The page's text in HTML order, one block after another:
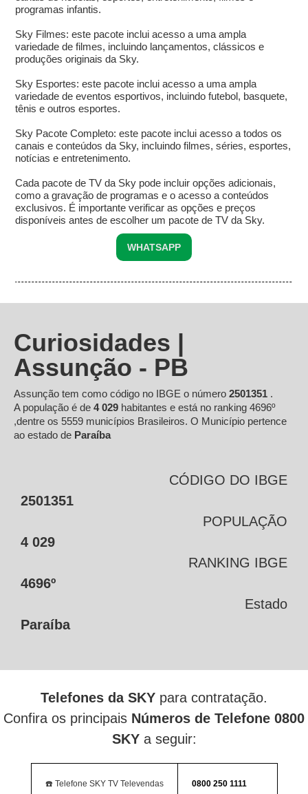
programas infantis.
Sky Filmes: este pacote inclui acesso a uma ampla
variedade de filmes, incluindo lançamentos, clássicos e
produções originais da Sky.
Sky Esportes: este pacote inclui acesso a uma ampla
variedade de eventos esportivos, incluindo futebol, basquete,
tênis e outros esportes.
Sky Pacote Completo: este pacote inclui acesso a todos os
canais e conteúdos da Sky, incluindo filmes, séries, esportes,
notícias e entretenimento.
Cada pacote de TV da Sky pode incluir opções adicionais,
como a gravação de programas e o acesso a conteúdos
exclusivos. É importante verificar as opções e preços
disponíveis antes de escolher um pacote de TV da Sky.
WHATSAPP
Curiosidades |
Assunção - PB
Assunção tem como código no IBGE o número 2501351 .
A população é de 4 029 habitantes e está no ranking 4696º
,dentre os 5559 municípios Brasileiros. O Município pertence
ao estado de Paraíba
CÓDIGO DO IBGE
2501351
POPULAÇÃO
4 029
RANKING IBGE
4696º
Estado
Paraíba
Telefones da SKY para contratação.
Confira os principais Números de Telefone 0800
SKYa seguir:
☎️ Telefone SKY TV Televendas 0800 250 1111